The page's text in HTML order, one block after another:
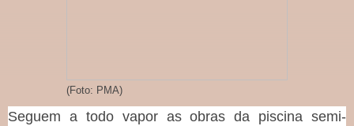
(Foto: PMA)
Seguem a todo vapor as obras da piscina semi-